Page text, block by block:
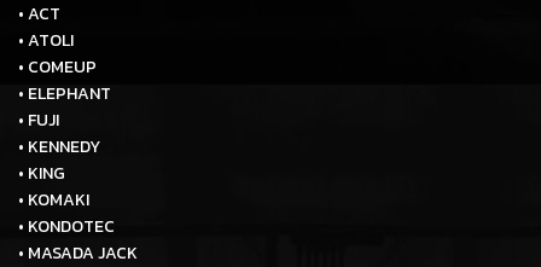
• ACT
• ATOLI
• COMEUP
• ELEPHANT
• FUJI
• KENNEDY
• KING
• KOMAKI
• KONDOTEC
• MASADA JACK